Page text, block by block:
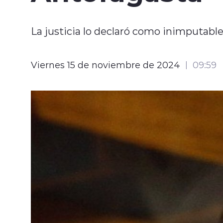
La justicia lo declaró como
Viernes 15 de noviembre de 2024 09:59